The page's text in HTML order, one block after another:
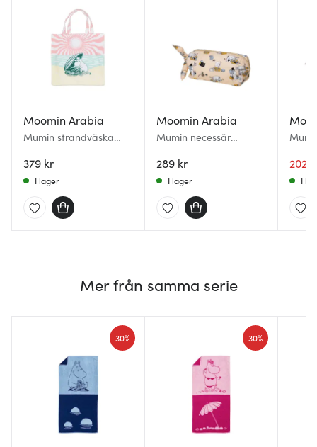
Moomin Arabia
Mumin strandväska
stranden
379 kr
I lager
Moomin Arabia
Mumin necessär
semester
289 kr
I lager
rosa
202
I
Mer från samma serie
30% 30%